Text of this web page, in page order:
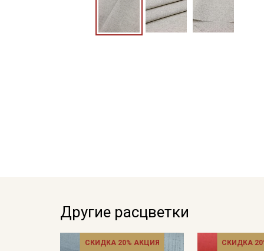
Другие расцветки
СКИДКА 20% АКЦИЯ СКИДКА